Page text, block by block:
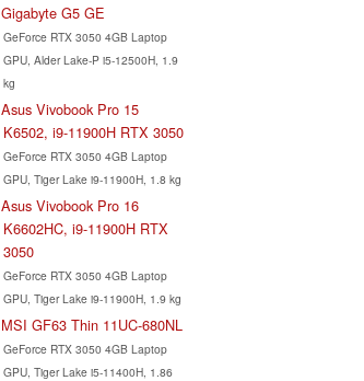
Gigabyte G5 GE
GeForce RTX 3050 4GB Laptop
GPU, Alder Lake-P i5-12500H, 1.9
kg
Asus Vivobook Pro 15
K6502, i9-11900H RTX 3050
GeForce RTX 3050 4GB Laptop
GPU, Tiger Lake i9-11900H, 1.8 kg
Asus Vivobook Pro 16
K6602HC, i9-11900H RTX
3050
GeForce RTX 3050 4GB Laptop
GPU, Tiger Lake i9-11900H, 1.9 kg
MSI GF63 Thin 11UC-680NL
GeForce RTX 3050 4GB Laptop
GPU, Tiger Lake i5-11400H, 1.86